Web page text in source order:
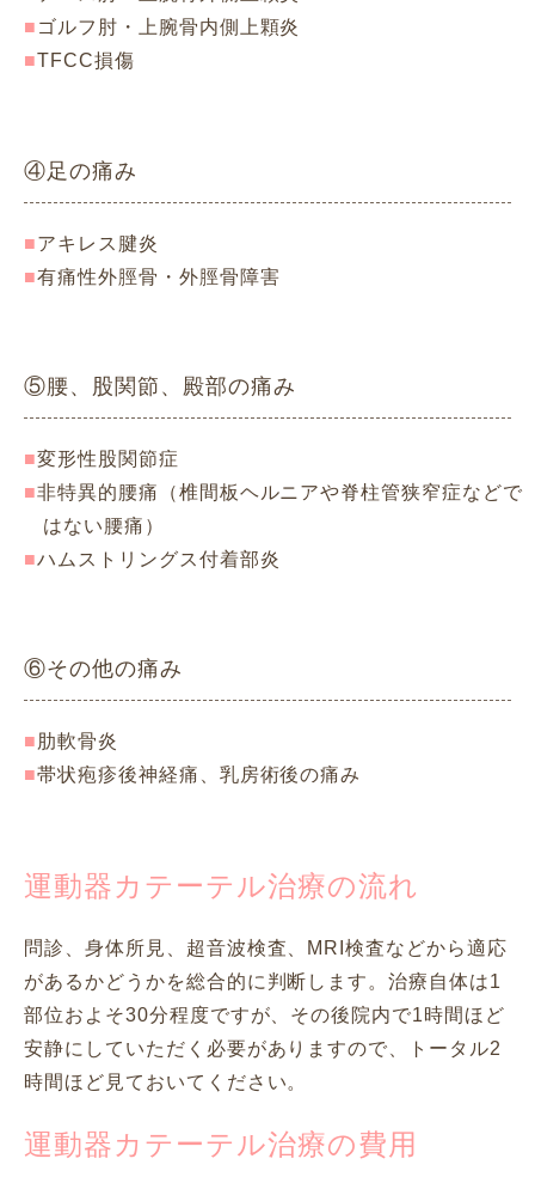
ゴルフ肘・上腕骨内側上顆炎
TFCC損傷
④足の痛み
アキレス腱炎
有痛性外脛骨・外脛骨障害
⑤腰、股関節、殿部の痛み
変形性股関節症
非特異的腰痛（椎間板ヘルニアや脊柱管狭窄症などで
はない腰痛）
ハムストリングス付着部炎
⑥その他の痛み
肋軟骨炎
帯状疱疹後神経痛、乳房術後の痛み
運動器カテーテル治療の流れ
問診、身体所見、超音波検査、MRI検査などから適応
があるかどうかを総合的に判断します。治療自体は1
部位およそ30分程度ですが、その後院内で1時間ほど
安静にしていただく必要がありますので、トータル2
時間ほど見ておいてください。
運動器カテーテル治療の費用